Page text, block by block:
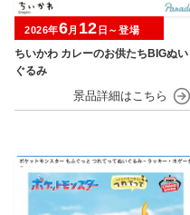
ちいかわ カレーのお供たちBIGぬい
ぐるみ
2026年6月 12 日～登場